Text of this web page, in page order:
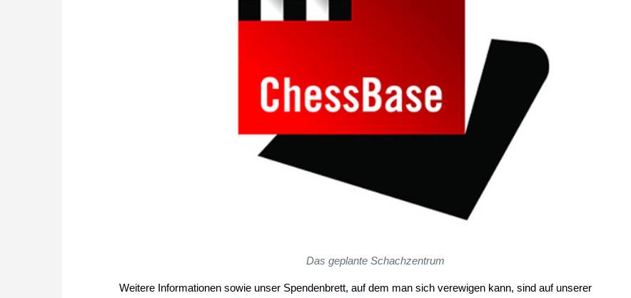
Das geplante Schachzentrum
Weitere Informationen sowie unser Spendenbrett, auf dem man sich verewigen kann, sind auf unserer